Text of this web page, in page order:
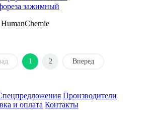
зажимный
1 2 Вперед
Производители
и оплата Контакты